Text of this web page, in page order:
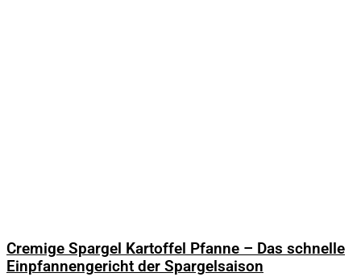
Cremige Spargel Kartoffel Pfanne – Das schnelle
Einpfannengericht der Spargelsaison